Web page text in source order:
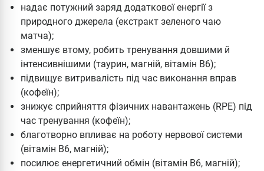
надає потужний заряд додаткової енергії з
природного джерела (екстракт зеленого чаю
матча);
зменшує втому, робить тренування довшими й
інтенсивнішими (таурин, магній, вітамін В6);
підвищує витривалість під час виконання вправ
(кофеїн);
знижує сприйняття фізичних навантажень (RPE) під
час тренування (кофеїн);
благотворно впливає на роботу нервової системи
(вітамін В6, магній);
посилює енергетичний обмін (вітамін В6, магній);